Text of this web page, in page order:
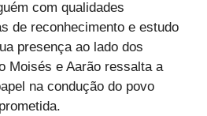
com qualidades
de reconhecimento e estudo
presença ao lado dos
Moisés e Aarão ressalta a
na condução do povo